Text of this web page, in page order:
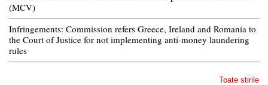
(MCV)
Infringements: Commission refers Greece, Ireland and Romania to
the Court of Justice for not implementing anti-money laundering
rules
Toate stirile